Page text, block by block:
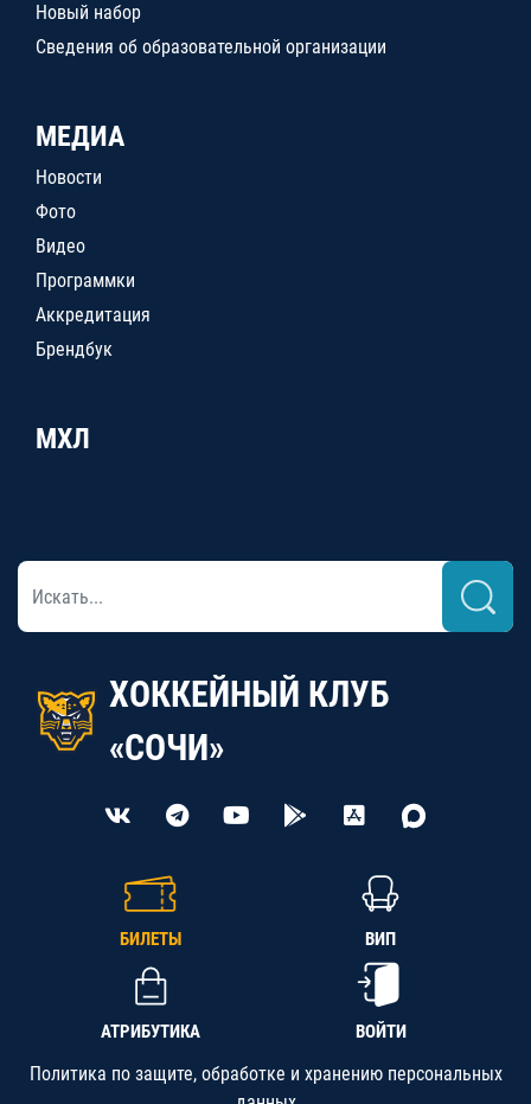
Новый набор
Сведения об образовательной организации
МЕДИА
Новости
Фото
Видео
Программки
Аккредитация
Брендбук
МХЛ
ХОККЕЙНЫЙ КЛУБ
«СОЧИ»
БИЛЕТЫ ВИП
АТРИБУТИКА ВОЙТИ
Политика по защите, обработке и хранению персональных